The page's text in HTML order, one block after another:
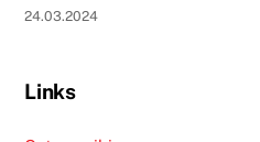
24.03.2024
Links